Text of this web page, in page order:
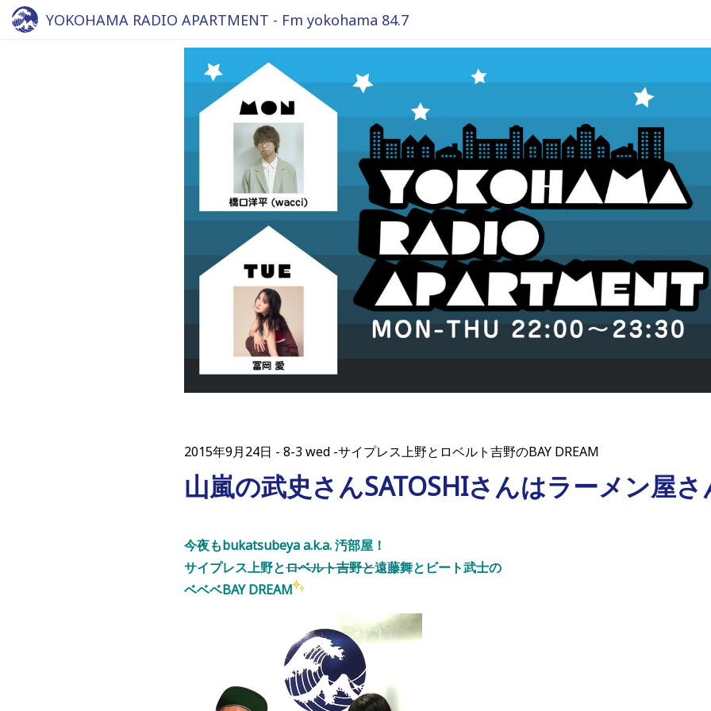
YOKOHAMA RADIO APARTMENT - Fm yokohama 84.7
2015年9月24日 8-3 wed -サイプレス上野とロベルト吉野のBAY DREAM
山嵐の武史さんSATOSHIさんはラーメン屋さ
今夜もbukatsubeya a.k.a. 汚部屋！
サイプレス上野とロベルト吉野と遠藤舞とビート武士の
ベベベBAY DREAM